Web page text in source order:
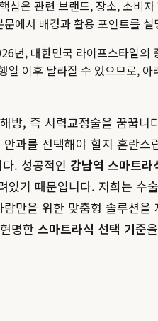
심은 관련 브랜드, 장소, 소비
에서 배경과 활용 포인트를 설
년, 대한민국 라이프스타일
이후 달라질 수 있으므로,
, 즉 시력교정술을 꿈꿉
과를 선택해야 할지 혼란
. 성공적인 강남역 스마트라
기 때문입니다. 저희는 수
만을 위한 맞춤형 솔루션
명한스마트라식 선택 기준